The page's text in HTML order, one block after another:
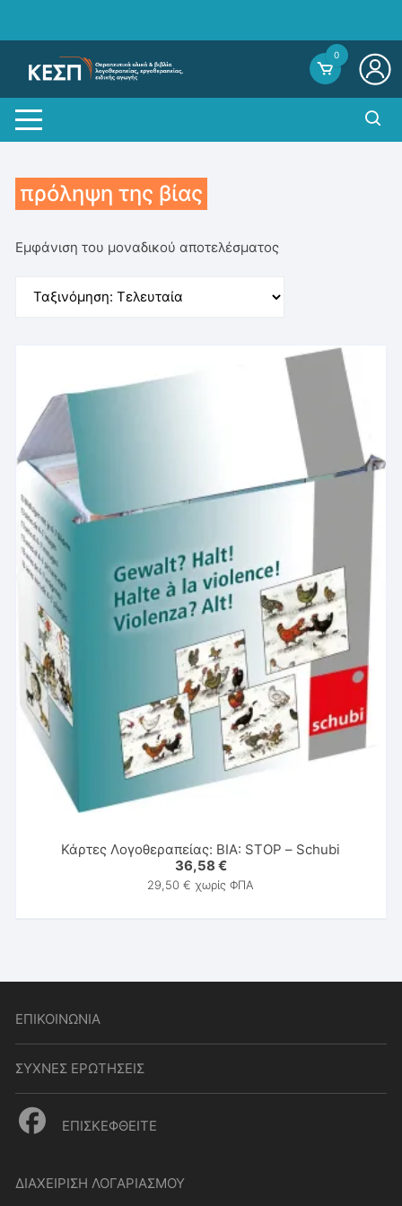
0
πρόληψη της βίας
Εμφάνιση του μοναδικού αποτελέσματος
Κάρτες Λογοθεραπείας: ΒΙΑ: STOP – Schubi
36,58 €
29,50€ χωρίς ΦΠΑ
ΕΠΙΚΟΙΝΩΝΙΑ
ΣΥΧΝΕΣ ΕΡΩΤΗΣΕΙΣ
ΕΠΙΣΚΕΦΘΕΙΤΕ
ΔΙΑΧΕΙΡΙΣΗ ΛΟΓΑΡΙΑΣΜΟΥ